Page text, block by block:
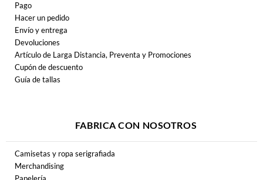
Pago
Hacer un pedido
Envío y entrega
Devoluciones
Artículo de Larga Distancia, Preventa y Promociones
Cupón de descuento
Guía de tallas
FABRICA CON NOSOTROS
Camisetas y ropa serigrafiada
Merchandising
Papelería